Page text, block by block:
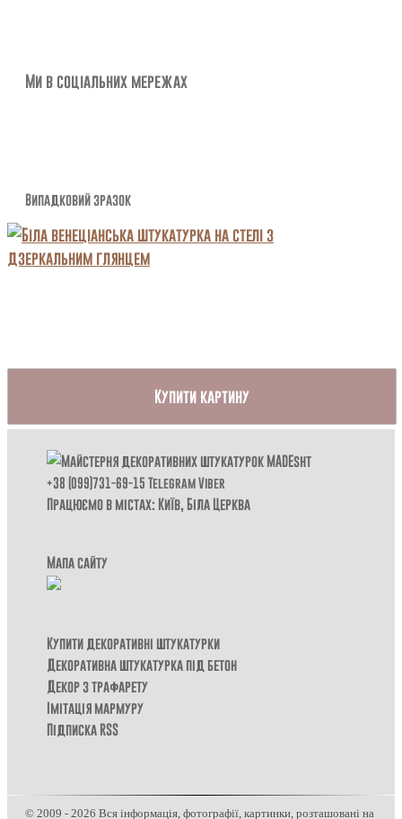
Ми в соціальних мережах
Випадковий зразок
Купити картину
+38 (099)731-69-15 TelegramViber
Працюємо в містах: Київ,Біла Церква
Мапа сайту
Купити декоративні штукатурки
Декоративна штукатурка під бетон
Декор з трафарету
Імітація мармуру
Підписка RSS
© 2009 - 2026 Вся інформація, фотографії, картинки, розташовані на